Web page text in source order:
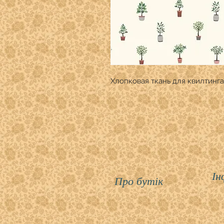
Хлопковая ткань для
Про бутік